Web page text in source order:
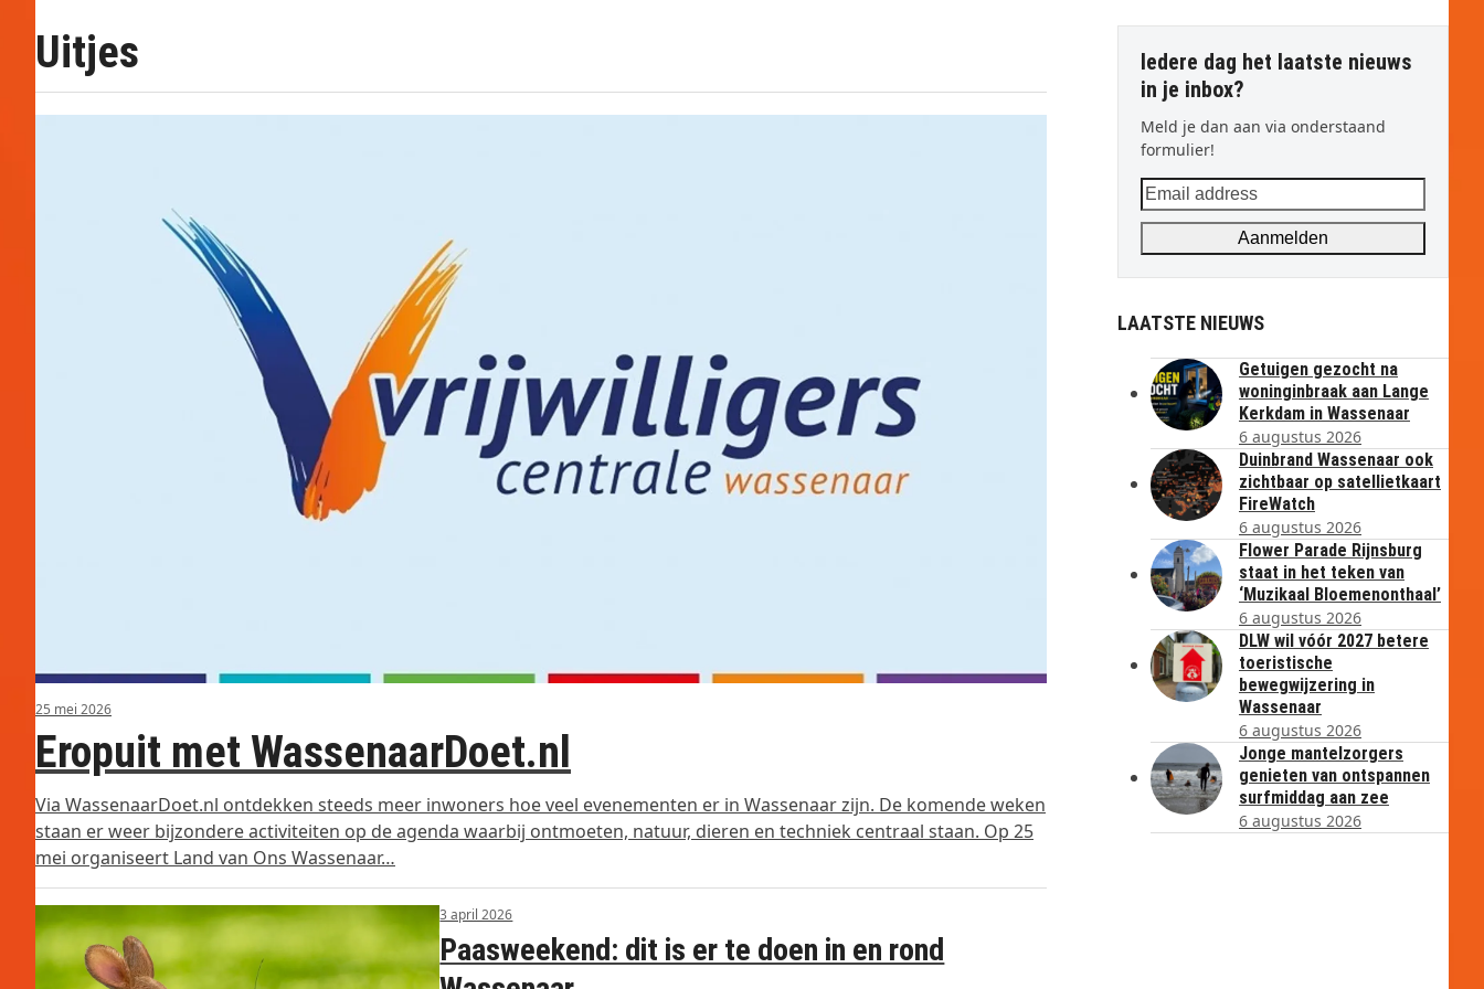
Uitjes
25 mei 2026
Eropuit met WassenaarDoet.nl
Via WassenaarDoet.nl ontdekken steeds meer inwoners hoe veel evenementen er in Wassenaar zijn. De komende weken
staan er weer bijzondere activiteiten op de agenda waarbij ontmoeten, natuur, dieren en techniek centraal staan. Op 25
mei organiseert Land van Ons Wassenaar…
3 april 2026
Paasweekend: dit is er te doen in en rond
Iedere dag het laatste nieuws
in je inbox?
Meld je dan aan via onderstaand
formulier!
Email
address
Aanmelden
LAATSTE NIEUWS
Getuigen gezocht na
woninginbraak aan Lange
Kerkdam in Wassenaar
6 augustus 2026
Duinbrand Wassenaar ook
zichtbaar op satellietkaart
FireWatch
6 augustus 2026
Flower Parade Rijnsburg
staat in het teken van
‘Muzikaal Bloemenonthaal’
6 augustus 2026
DLW wil vóór 2027 betere
toeristische
bewegwijzering in
Wassenaar
6 augustus 2026
Jonge mantelzorgers
genieten van ontspannen
surfmiddag aan zee
6 augustus 2026